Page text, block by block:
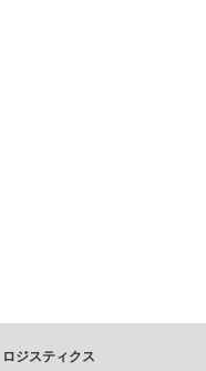
ロジスティクス